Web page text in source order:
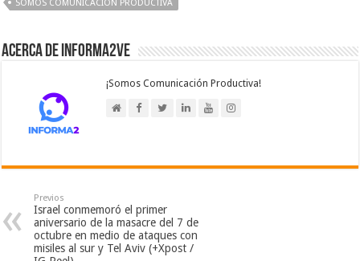
SOMOS COMUNICACIÓN PRODUCTIVA
Acerca de Informa2Ve
¡Somos Comunicación Productiva!
Previos
Israel conmemoró el primer
aniversario de la masacre del 7 de
octubre en medio de ataques con
misiles al sur y Tel Aviv (+Xpost /